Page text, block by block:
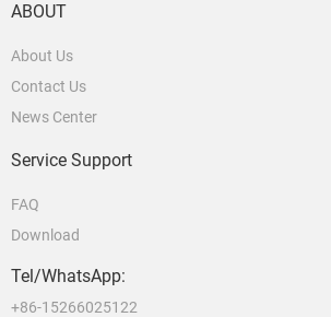
ABOUT
About Us
Contact Us
News Center
Service Support
FAQ
Download
Tel/WhatsApp:
+86-15266025122